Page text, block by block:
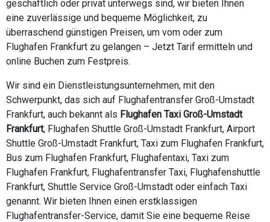
geschäftlich oder privat unterwegs sind, wir bieten Ihnen
eine zuverlässige und bequeme Möglichkeit, zu
überraschend günstigen Preisen, um vom oder zum
Flughafen Frankfurt zu gelangen – Jetzt Tarif ermitteln und
online Buchen zum Festpreis.
Wir sind ein Dienstleistungsunternehmen, mit den
Schwerpunkt, das sich auf Flughafentransfer Groß-Umstadt
Frankfurt, auch bekannt als Flughafen Taxi Groß-Umstadt
Frankfurt, Flughafen Shuttle Groß-Umstadt Frankfurt, Airport
Shuttle Groß-Umstadt Frankfurt, Taxi zum Flughafen Frankfurt,
Bus zum Flughafen Frankfurt, Flughafentaxi, Taxi zum
Flughafen Frankfurt, Flughafentransfer Taxi, Flughafenshuttle
Frankfurt, Shuttle Service Groß-Umstadt oder einfach Taxi
genannt. Wir bieten Ihnen einen erstklassigen
Flughafentransfer-Service, damit Sie eine bequeme Reise